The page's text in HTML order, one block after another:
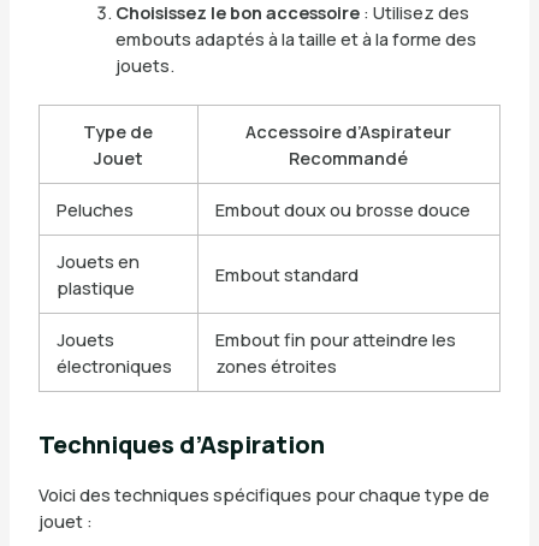
Choisissez le bon accessoire: Utilisez des
embouts adaptés à la taille et à la forme des
jouets.
Type de
Jouet
Accessoire d’Aspirateur
Recommandé
Peluches Embout doux ou brosse douce
Jouets en
plastique
Embout standard
Jouets
électroniques
Embout fin pour atteindre les
zones étroites
Techniques d’Aspiration
Voici des techniques spécifiques pour chaque type de
jouet :